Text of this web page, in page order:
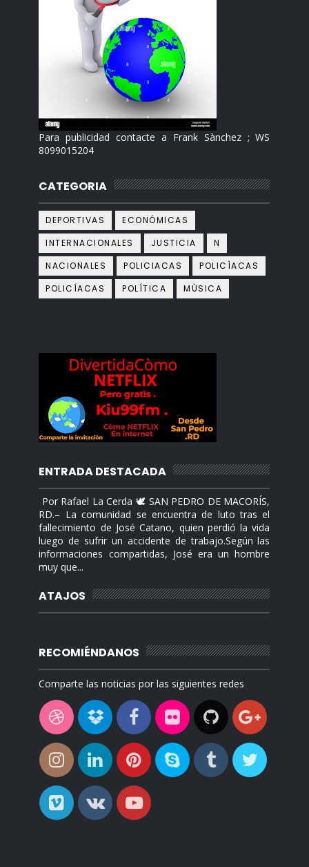
Para publicidad contacte a Frank Sànchez ; WS
8099015204
CATEGORIA
DEPORTIVAS
ECONÓMICAS
INTERNACIONALES
JUSTICIA
N
NACIONALES
POLICIACAS
POLICÌACAS
POLICÍACAS
POLÍTICA MÙSICA
ENTRADA DESTACADA
Por Rafael La Cerda 🕊️ SAN PEDRO DE MACORÍS,
RD.– La comunidad se encuentra de luto tras el
fallecimiento de José Catano, quien perdió la vida
luego de sufrir un accidente de trabajo.Según las
informaciones compartidas, José era un hombre
muy que...
ATAJOS
RECOMIÉNDANOS
Comparte las noticias por las siguientes redes